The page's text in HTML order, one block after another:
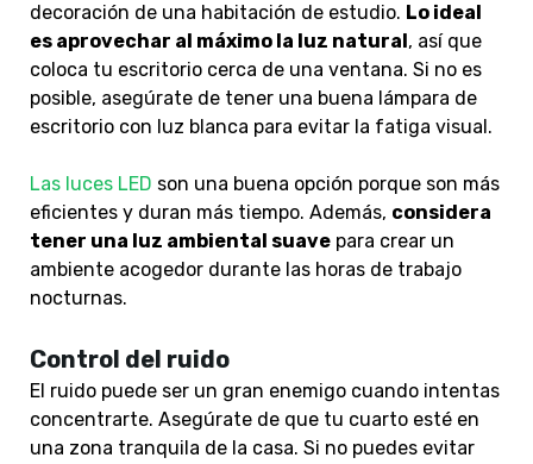
decoración de una habitación de estudio. Lo ideal
es aprovechar al máximo la luz natural, así que
coloca tu escritorio cerca de una ventana. Si no es
posible, asegúrate de tener una buena lámpara de
escritorio con luz blanca para evitar la fatiga visual.
Las luces LED son una buena opción porque son más
eficientes y duran más tiempo. Además, considera
tener una luz ambiental suave para crear un
ambiente acogedor durante las horas de trabajo
nocturnas.
Control del ruido
El ruido puede ser un gran enemigo cuando intentas
concentrarte. Asegúrate de que tu cuarto esté en
una zona tranquila de la casa. Si no puedes evitar